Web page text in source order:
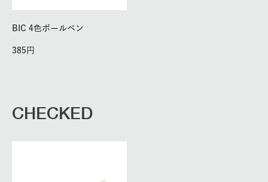
BIC 4色ボールペン
385
CHECKED